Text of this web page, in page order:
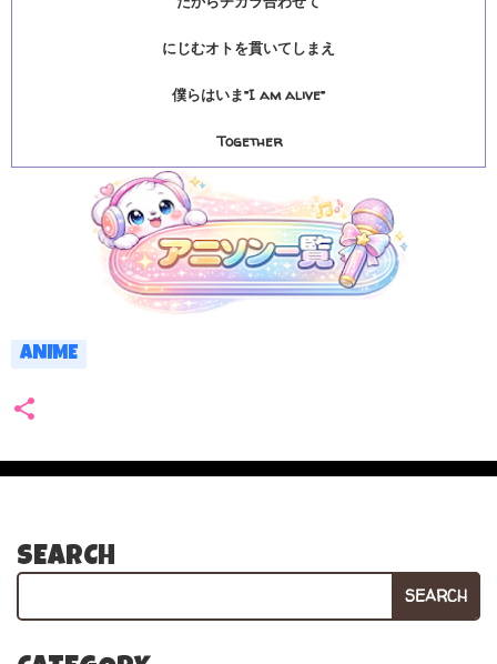
にじむオトを貫いてしまえ
僕らはいま”I am alive”
Together
ANIME
SEARCH
SEARCH